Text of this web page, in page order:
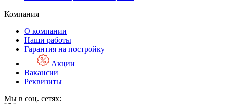
Компания
О компании
Наши работы
Гарантия на постройку
Акции
Вакансии
Реквизиты
Мы в соц. сетях: